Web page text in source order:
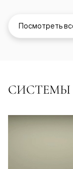
Посмотреть
СИСТЕМЫ